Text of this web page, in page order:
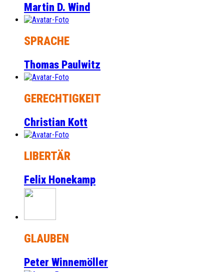
Martin D. Wind
SPRACHE
Thomas Paulwitz
GERECHTIGKEIT
Christian Kott
LIBERTÄR
Felix Honekamp
GLAUBEN
Peter Winnemöller